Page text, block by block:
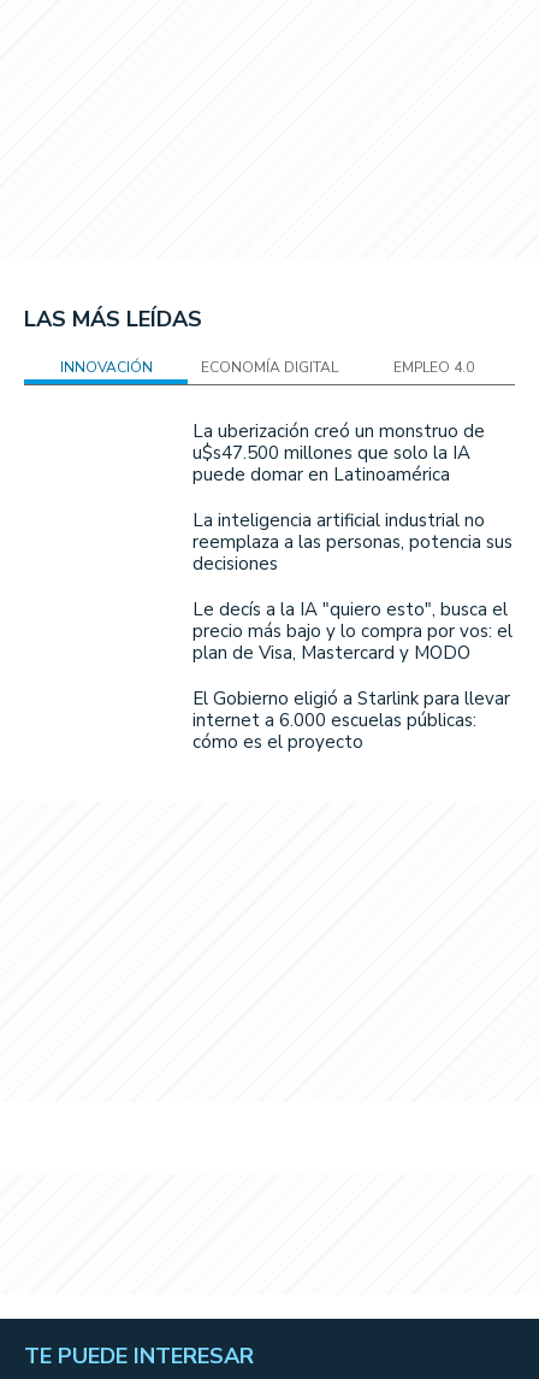
LAS MÁS LEÍDAS
INNOVACIÓN ECONOMÍA DIGITAL EMPLEO 4.0
La uberización creó un monstruo de
u$s47.500 millones que solo la IA
puede domar en Latinoamérica
La inteligencia artificial industrial no
reemplaza a las personas, potencia sus
decisiones
Le decís a la IA "quiero esto", busca el
precio más bajo y lo compra por vos: el
plan de Visa, Mastercard y MODO
El Gobierno eligió a Starlink para llevar
internet a 6.000 escuelas públicas:
cómo es el proyecto
TE PUEDE INTERESAR